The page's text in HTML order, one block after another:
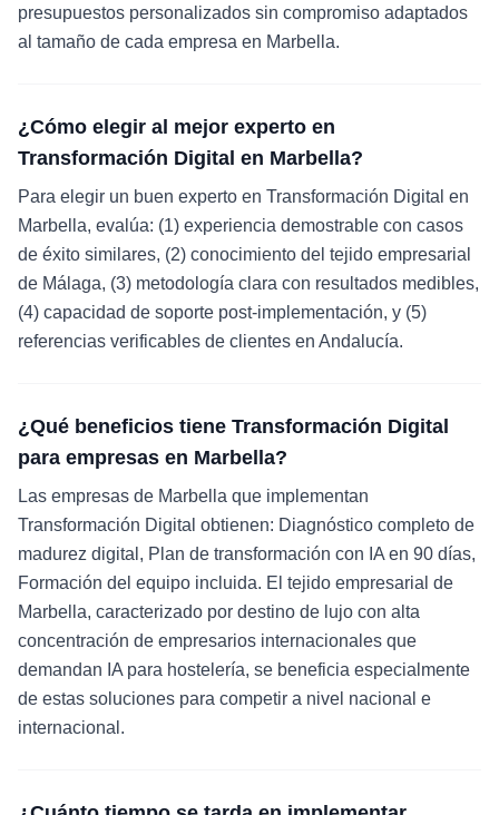
presupuestos personalizados sin compromiso adaptados
al tamaño de cada empresa en Marbella.
¿Cómo elegir al mejor experto en
Transformación Digital en Marbella?
Para elegir un buen experto en Transformación Digital en
Marbella, evalúa: (1) experiencia demostrable con casos
de éxito similares, (2) conocimiento del tejido empresarial
de Málaga, (3) metodología clara con resultados medibles,
(4) capacidad de soporte post-implementación, y (5)
referencias verificables de clientes en Andalucía.
¿Qué beneficios tiene Transformación Digital
para empresas en Marbella?
Las empresas de Marbella que implementan
Transformación Digital obtienen: Diagnóstico completo de
madurez digital, Plan de transformación con IA en 90 días,
Formación del equipo incluida. El tejido empresarial de
Marbella, caracterizado por destino de lujo con alta
concentración de empresarios internacionales que
demandan IA para hostelería, se beneficia especialmente
de estas soluciones para competir a nivel nacional e
internacional.